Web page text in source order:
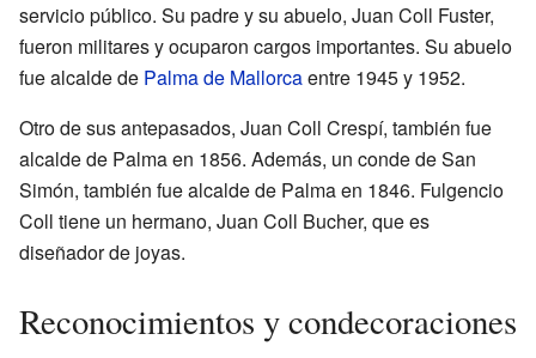
servicio público. Su padre y su abuelo, Juan Coll Fuster,
fueron militares y ocuparon cargos importantes. Su abuelo
fue alcalde de Palma de Mallorcaentre 1945 y 1952.
Otro de sus antepasados, Juan Coll Crespí, también fue
alcalde de Palma en 1856. Además, un conde de San
Simón, también fue alcalde de Palma en 1846. Fulgencio
Coll tiene un hermano, Juan Coll Bucher, que es
diseñador de joyas.
Reconocimientos y condecoraciones